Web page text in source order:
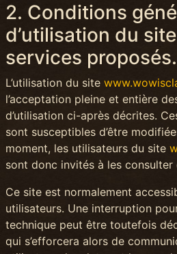
2. Conditions
d’utilisation du
services proposés.
L’utilisation du site
l’acceptation pleine et entière
d’utilisation ci-après décrites.
sont susceptibles d’être
moment, les utilisateurs du site
sont donc invités à les consulter
Ce site est normalement
utilisateurs. Une interruption
technique peut être toutefois
qui s’efforcera alors de